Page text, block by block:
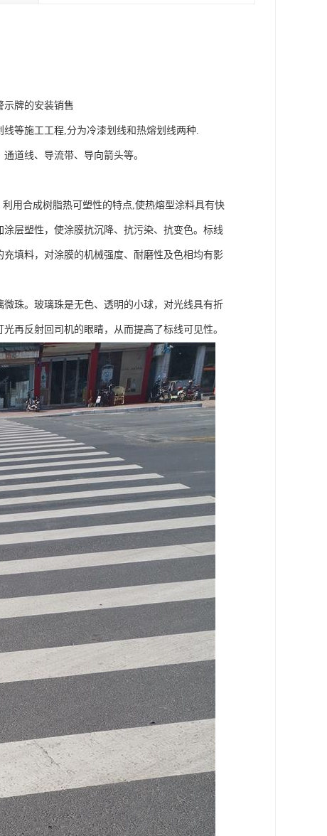
示牌的安装销售
等施工工程,分为冷漆划线和热熔划线两种.
道线、导流带、导向箭头等。
用合成树脂热可塑性的特点,使热熔型涂料具有快
层塑性，使涂膜抗沉降、抗污染、抗变色。标线
填料，对涂膜的机械强度、耐磨性及色相均有影
珠。玻璃珠是无色、透明的小球，对光线具有折
再反射回司机的眼睛，从而提高了标线可见性。